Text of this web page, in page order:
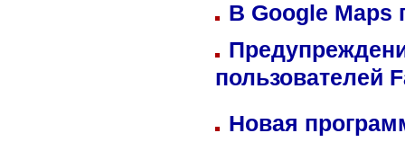
В Google Maps
пользователей
Новая